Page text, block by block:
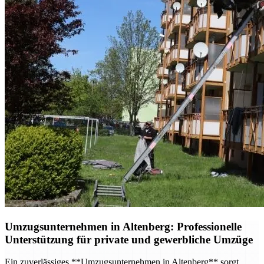
Umzugsunternehmen in Altenberg: Professionelle
Unterstützung für private und gewerbliche Umzüge